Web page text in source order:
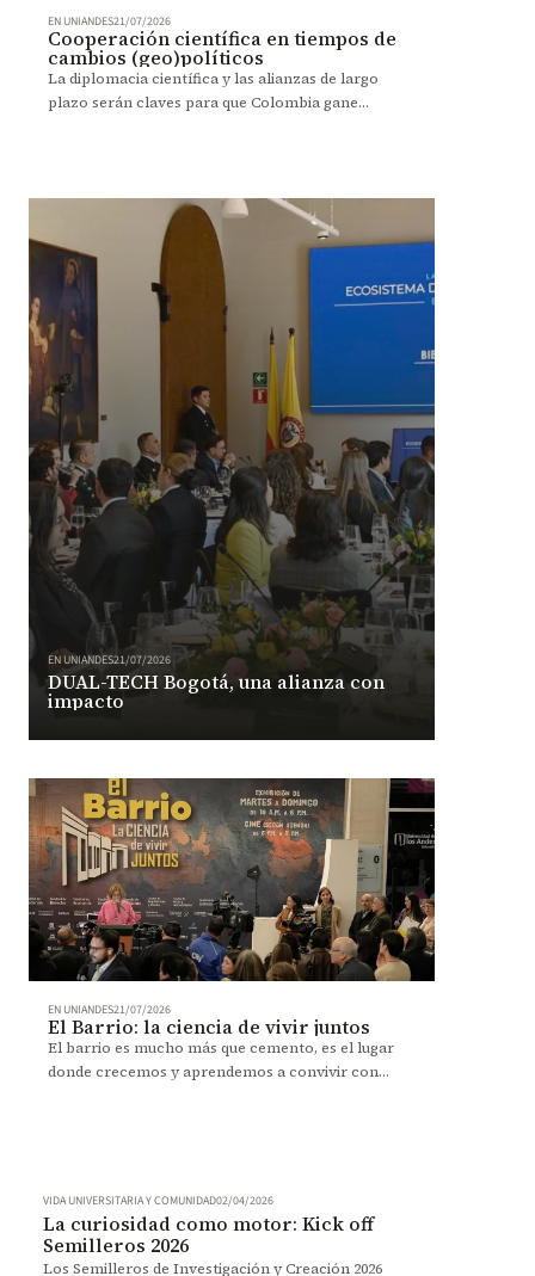
EN UNIANDES21/07/2026
Cooperación científica en tiempos de
cambios (geo)políticos
La diplomacia científica y las alianzas de largo
plazo serán claves para que Colombia gane
EN UNIANDES21/07/2026
DUAL-TECH Bogotá, una alianza con
impacto
EN UNIANDES21/07/2026
El Barrio: la ciencia de vivir juntos
El barrio es mucho más que cemento, es el lugar
donde crecemos y aprendemos a convivir con
VIDA UNIVERSITARIA Y COMUNIDAD02/04/2026
La curiosidad como motor: Kick off
Semilleros 2026
Los Semilleros de Investigación y Creación 2026